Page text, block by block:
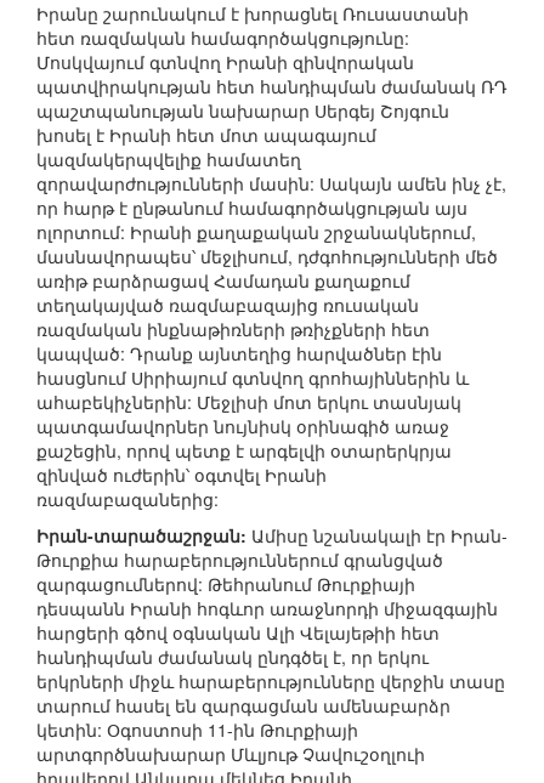
Իրանը շարունակում է խորացնել Ռուսաստանի
հետ ռազմական համագործակցությունը:
Մոսկվայում գտնվող Իրանի զինվորական
պատվիրակության հետ հանդիպման ժամանակ ՌԴ
պաշտպանության նախարար Սերգեյ Շոյգուն
խոսել է Իրանի հետ մոտ ապագայում
կազմակերպվելիք համատեղ
զորավարժությունների մասին: Սակայն ամեն ինչ չէ,
որ հարթ է ընթանում համագործակցության այս
ոլորտում: Իրանի քաղաքական շրջանակներում,
մասնավորապես՝ մեջլիսում, դժգոհությունների մեծ
առիթ բարձրացավ Համադան քաղաքում
տեղակայված ռազմաբազայից ռուսական
ռազմական ինքնաթիռների թռիչքների հետ
կապված: Դրանք այնտեղից հարվածներ էին
հասցնում Սիրիայում գտնվող գրոհայիններին և
ահաբեկիչներին: Մեջլիսի մոտ երկու տասնյակ
պատգամավորներ նույնիսկ օրինագիծ առաջ
քաշեցին, որով պետք է արգելվի օտարերկրյա
զինված ուժերին՝ օգտվել Իրանի
ռազմաբազաներից:
Իրան-տարածաշրջան: Ամիսը նշանակալի էր Իրան-
Թուրքիա հարաբերություններում գրանցված
զարգացումներով: Թեհրանում Թուրքիայի
դեսպանն Իրանի հոգևոր առաջնորդի միջազգային
հարցերի գծով օգնական Ալի Վելայեթիի հետ
հանդիպման ժամանակ ընդգծել է, որ երկու
երկրների միջև հարաբերությունները վերջին տասը
տարում հասել են զարգացման ամենաբարձր
կետին: Օգոստոսի 11-ին Թուրքիայի
արտգործնախարար Մևլյութ Չավուշօղլուի